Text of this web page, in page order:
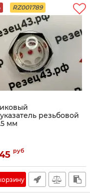
RZ001789
резьбовой
мм
руб